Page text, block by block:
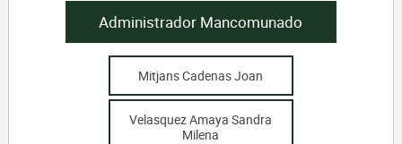
Administrador Mancomunado
Mitjans Cadenas Joan
Velasquez Amaya Sandra
Milena